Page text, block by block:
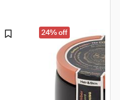
24% off